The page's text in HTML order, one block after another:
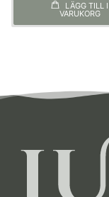
LÄGG TILL I
VARUKORG